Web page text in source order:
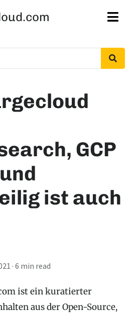
GCP
ist auch
· 6 min read
ist ein kuratierter
aus der Open-Source,